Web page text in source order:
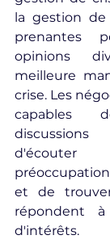
la gestion de
prenantes
opinions
meilleure
crise. Les
capables
d'écouter
et de
répondent
d'intérêts.